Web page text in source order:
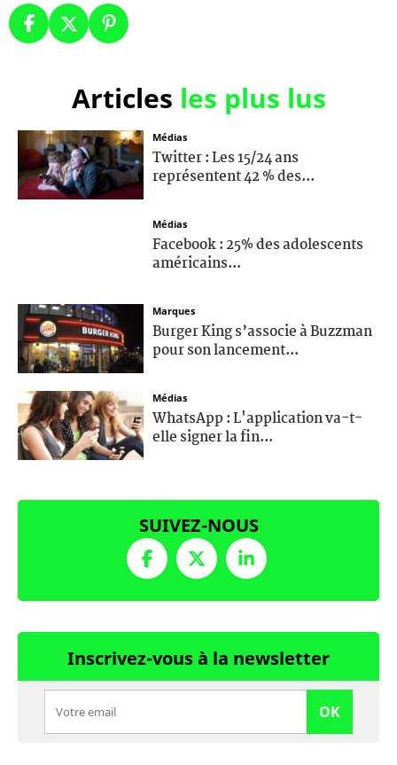
Articles les plus lus
Médias
Twitter : Les 15/24 ans
représentent 42 % des...
Médias
Facebook : 25% des adolescents
américains...
Marques
Burger King s’associe à Buzzman
pour son lancement...
Médias
WhatsApp : L'application va-t-
elle signer la fin...
SUIVEZ-NOUS
Inscrivez-vous à la newsletter
OK